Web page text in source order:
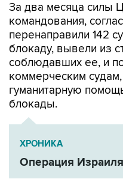
За два месяца силы
командования,
перенаправили 142
блокаду, вывели из
соблюдавших ее, и
коммерческим
гуманитарную
блокады.
ХРОНИКА
Операция